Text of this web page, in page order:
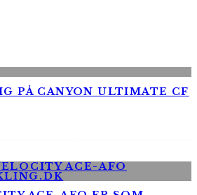
PÅ CANYON ULTIMATE CF